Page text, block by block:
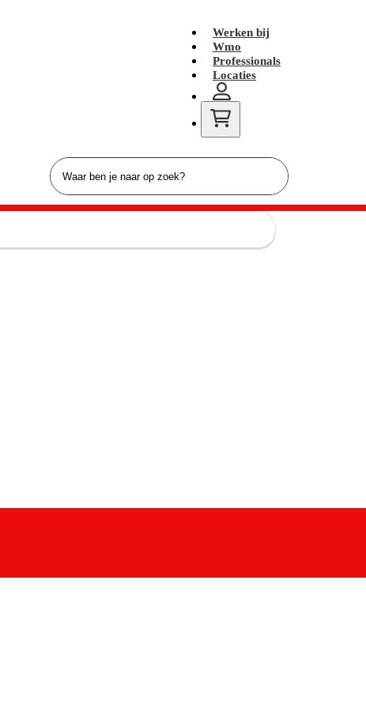
Werken bij
Wmo
Professionals
Locaties